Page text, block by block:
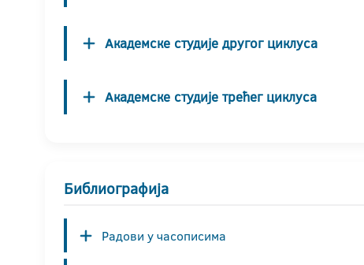
Академске студије другог циклуса
Академске студије трећег циклуса
Библиографија
Радови у часописима